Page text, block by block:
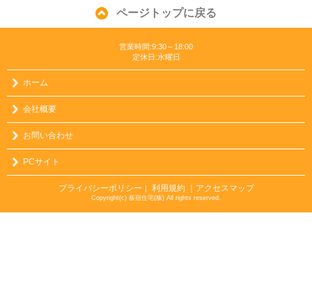
ページトップに戻る
営業時間:9:30～18:00
定休日:水曜日
ホーム
会社概要
お問い合わせ
PCサイト
プライバシーポリシー ｜ 利用規約 ｜アクセスマップ
Copyright(c) 板宿住宅(株) All rights reserved.